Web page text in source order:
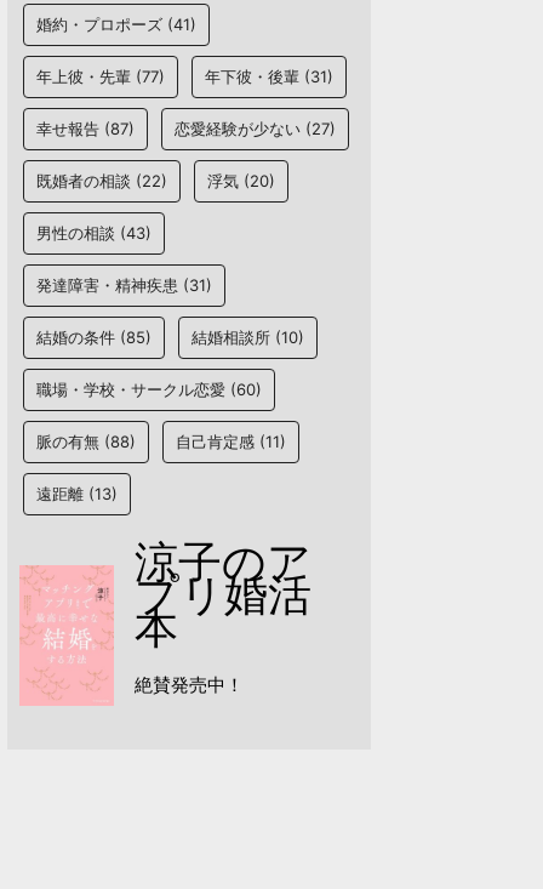
婚約・プロポーズ (41)
年上彼・先輩 (77) 年下彼・後輩 (31)
幸せ報告 (87) 恋愛経験が少ない (27)
既婚者の相談 (22) 浮気 (20)
男性の相談 (43)
発達障害・精神疾患 (31)
結婚の条件 (85) 結婚相談所 (10)
職場・学校・サークル恋愛 (60)
脈の有無 (88) 自己肯定感 (11)
遠距離 (13)
涼子のア
プリ婚活
本
絶賛発売中！